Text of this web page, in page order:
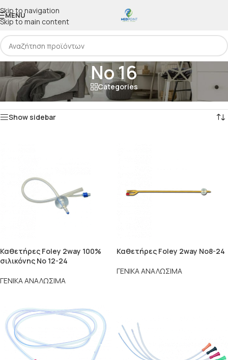
Skip to navigation
Skip to main content
MENU
Νο 16
Categories
Αρχική
Προϊόν Μέγεθος/Νο 16 Προβάλλονται όλα - 4 αποτελέσματα
Show sidebar
Καθετήρες Foley 2way 100%
σιλικόνης No 12-24
ΓΕΝΙΚΑ ΑΝΑΛΩΣΙΜΑ
Καθετήρες Foley 2way No8-24
ΓΕΝΙΚΑ ΑΝΑΛΩΣΙΜΑ